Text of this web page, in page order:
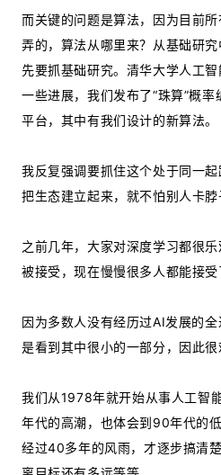
而关键的问题是算法，因为目前
弄的，算法从哪里来？从基础研
先要抓基础研究。清华大学人工
一些进展，我们发布了“珠算”概
平台，其中有我们设计的新算法。
我反复强调要抓住这个处于同一起
把生态建立起来，就不怕别人卡脖
之前几年，大家对深度学习都很
被接受，现在慢慢很多人都能接受
因为多数人没有经历过AI发展的全
是看到其中很小的一部分，因此很
我们从1978年就开始从事人工智
年代的高潮，也体会到90年代的
经过40多年的风雨，才逐步搞清